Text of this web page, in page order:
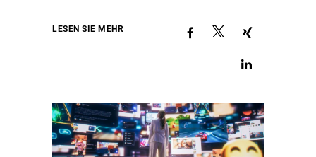
LESEN SIE MEHR